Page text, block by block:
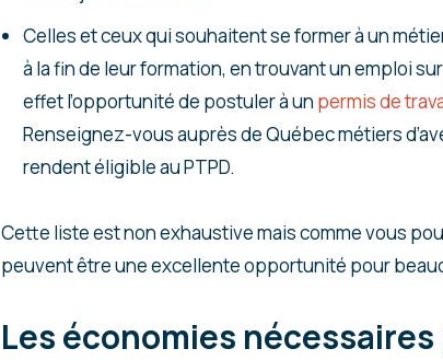
Celles et ceux qui souhaitent se former à un
à la fin de leur formation, en trouvant un emploi
effet l’opportunité de postuler à un permis de
Renseignez-vous auprès de Québec métiers
rendent éligible au PTPD.
Cette liste est non exhaustive mais comme vous
peuvent être une excellente opportunité pour
Les économies